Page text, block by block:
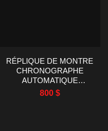
RÉPLIQUE DE MONTRE
CHRONOGRAPHE
AUTOMATIQUE
AUDEMARS PIGUET
ROYAL OAK OFFSHORE
800 $